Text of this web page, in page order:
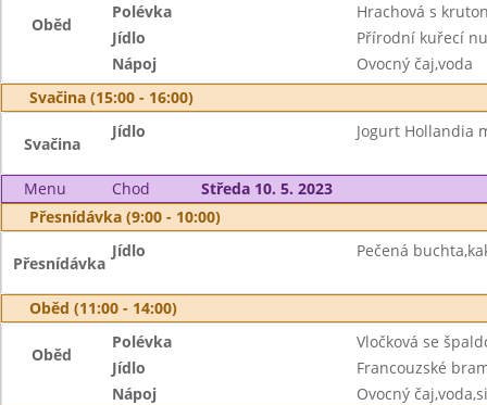
Oběd
Polévka
Hrachová s
Jídlo
Přírodní kuřecí
Nápoj
Ovocný čaj,voda
Svačina (15:00 - 16:00)
Svačina
Jídlo Jogurt Hollandia
Menu Chod
Středa 10. 5. 2023
Přesnídávka (9:00 - 10:00)
Přesnídávka
Jídlo Pečená
Oběd (11:00 - 14:00)
Oběd
Polévka
Vločková se
Jídlo
Francouzské
Nápoj
Ovocný